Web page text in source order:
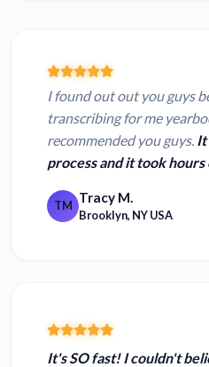
I found out out you guys
transcribing for me
recommended you guys. It
process and it took
TM Tracy M.
Brooklyn, NY USA
It's SO fast! I couldn't